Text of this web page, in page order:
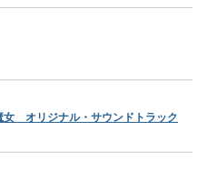
女 オリジナル・サウンドトラック